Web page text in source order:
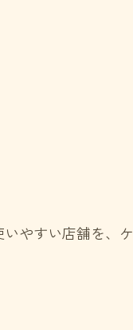
やすい店舗を、